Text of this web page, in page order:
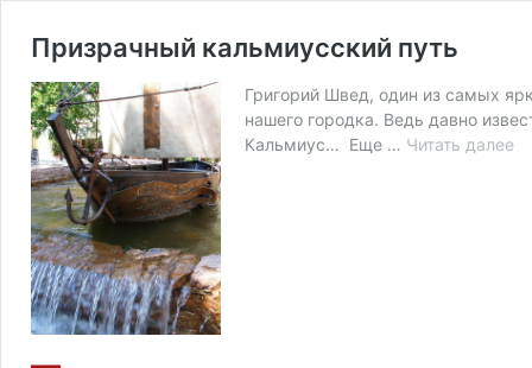
Призрачный кальмиусский путь
Григорий Швед, один из самых
нашего городка. Ведь давно
Кальмиус… Еще … Читать далее